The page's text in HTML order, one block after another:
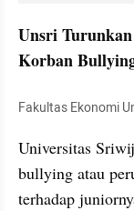
Unsri Turunkan
Korban
Fakultas Ekonomi
Universitas
bullying atau
terhadap